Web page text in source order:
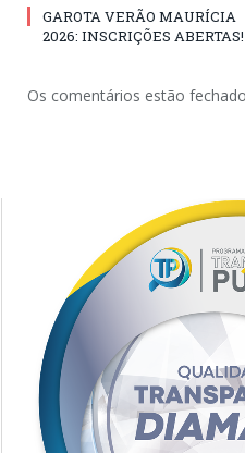
GAROTA VERÃO MAURÍCIA
2026: INSCRIÇÕES ABERTAS!
Os comentários estão